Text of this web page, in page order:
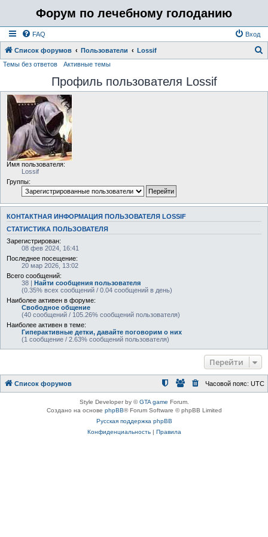
Форум по лечебному голоданию
FAQ Вход
Список форумов Пользователи Lossif
с
Темы без ответов Активные темы
Профиль пользователя Lossif
Имя пользователя:
Lossif
Группы:
КОНТАКТНАЯ ИНФОРМАЦИЯ ПОЛЬЗОВАТЕЛЯ LOSSIF
СТАТИСТИКА ПОЛЬЗОВАТЕЛЯ
Зарегистрирован:
08 фев 2024, 16:41
Последнее посещение:
20 мар 2026, 13:02
Всего сообщений:
38 | Найти сообщения пользователя
(0.35% всех сообщений / 0.04 сообщений в день)
Наиболее активен в форуме:
Свободное общение
(40 сообщений / 105.26% сообщений пользователя)
Наиболее активен в теме:
Гиперактивные детки, давайте поговорим о них
(1 сообщение / 2.63% сообщений пользователя)
Перейти
Список форумов Часовой пояс: UTC
Style Developer by ©GTA game Forum.
Создано на основе phpBB® Forum Software © phpBB Limited
Русская поддержка phpBB
Конфиденциальность| Правила